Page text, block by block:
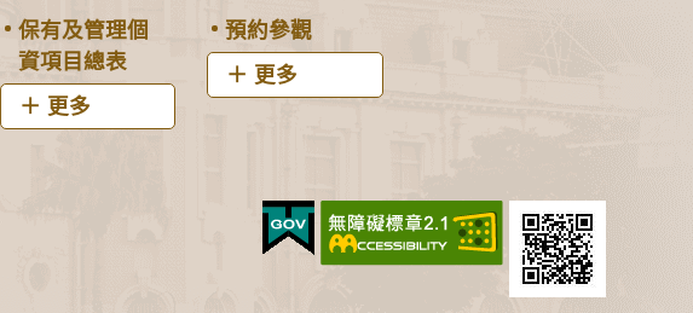
保有及管理個
資項目總表
更多
預約參觀
更多